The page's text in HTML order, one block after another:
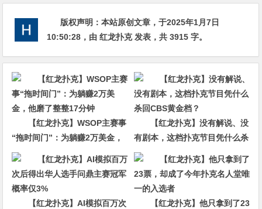
版权声明：本站原创文章，于2025年1月7日
10:50:28 ，由红龙扑克发表，共 3915 字。
【红龙扑克】WSOP主赛事
“拖时间门”：为躺赚2万美金，
他磨了整整17分钟
【红龙扑克】没有解说、没
有剧本，这档扑克节目凭什么杀
回CBS黄金档？
【红龙扑克】AI模拟百万次
【红龙扑克】他只拿到了23